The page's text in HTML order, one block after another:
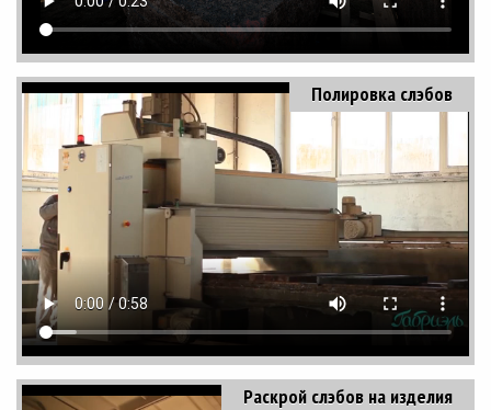
Полировка слэбов
Раскрой слэбов на изделия